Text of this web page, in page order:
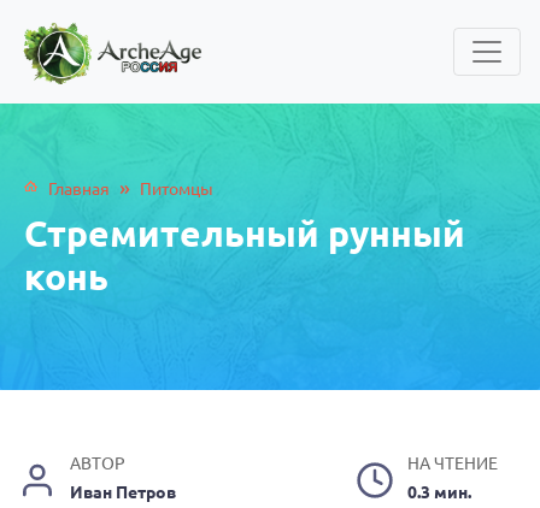
Главная » Питомцы
Стремительный рунный
конь
АВТОР
Иван Петров
НА ЧТЕНИЕ
0.3 мин.